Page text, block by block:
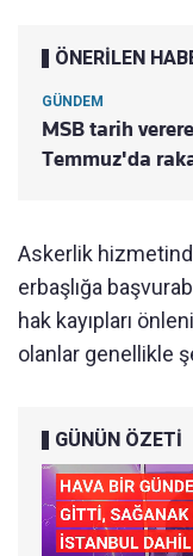
ÖNERİLEN
GÜNDEM
MSB tarih
Temmuz'da
Askerlik
erbaşlığa
hak kayıpları
olanlar genellikle
GÜNÜN ÖZETİ